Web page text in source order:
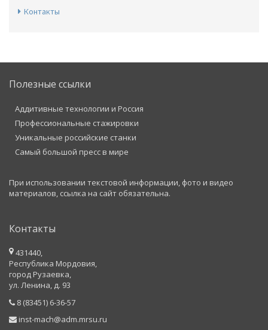
Контакты
Полезные ссылки
Аддитивные технологии и Россия
Профессиональные стажировки
Уникальные российские станки
Самый большой пресс в мире
При использовании текстовой информации, фото и видео
материалов, ссылка на сайт обязательна.
Контакты
431440,
Республика Мордовия,
город Рузаевка,
ул. Ленина, д. 93
8 (83451) 6-36-57
inst-mach@adm.mrsu.ru